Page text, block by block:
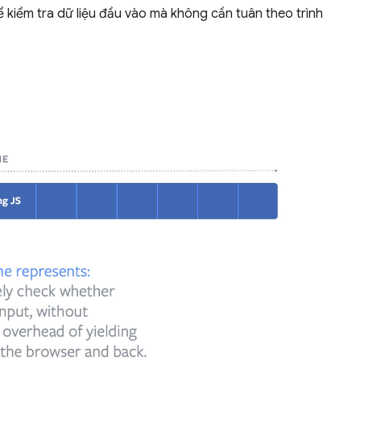
tra dữ liệu đầu vào mà không cần tuân theo trình